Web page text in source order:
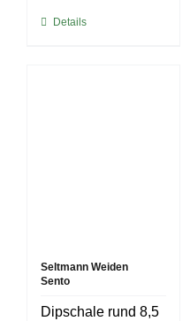
Details
Seltmann Weiden
Sento
Dipschale rund 8,5